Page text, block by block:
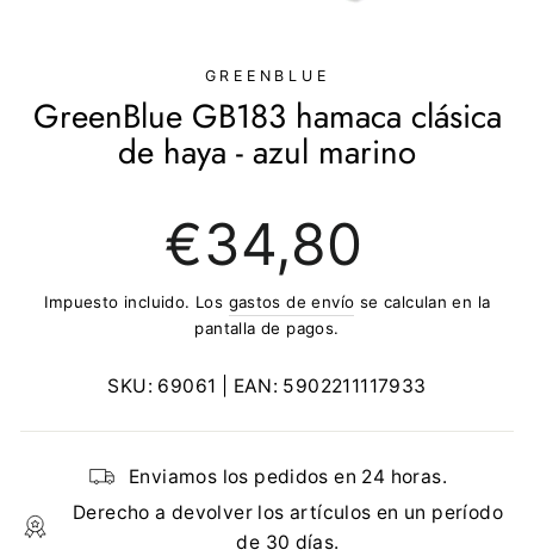
GREENBLUE
GreenBlue GB183 hamaca clásica
de haya - azul marino
regular
€34,80
Impuesto incluido. Los gastos de envío se calculan en la
pantalla de pagos.
SKU: 69061 | EAN: 5902211117933
Enviamos los pedidos en 24 horas.
Derecho a devolver los artículos en un período
de 30 días.